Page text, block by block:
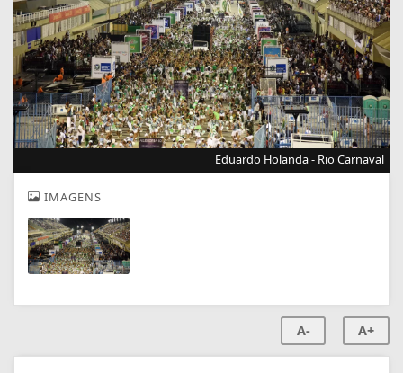
Eduardo Holanda - Rio Carnaval
IMAGENS
A- A+